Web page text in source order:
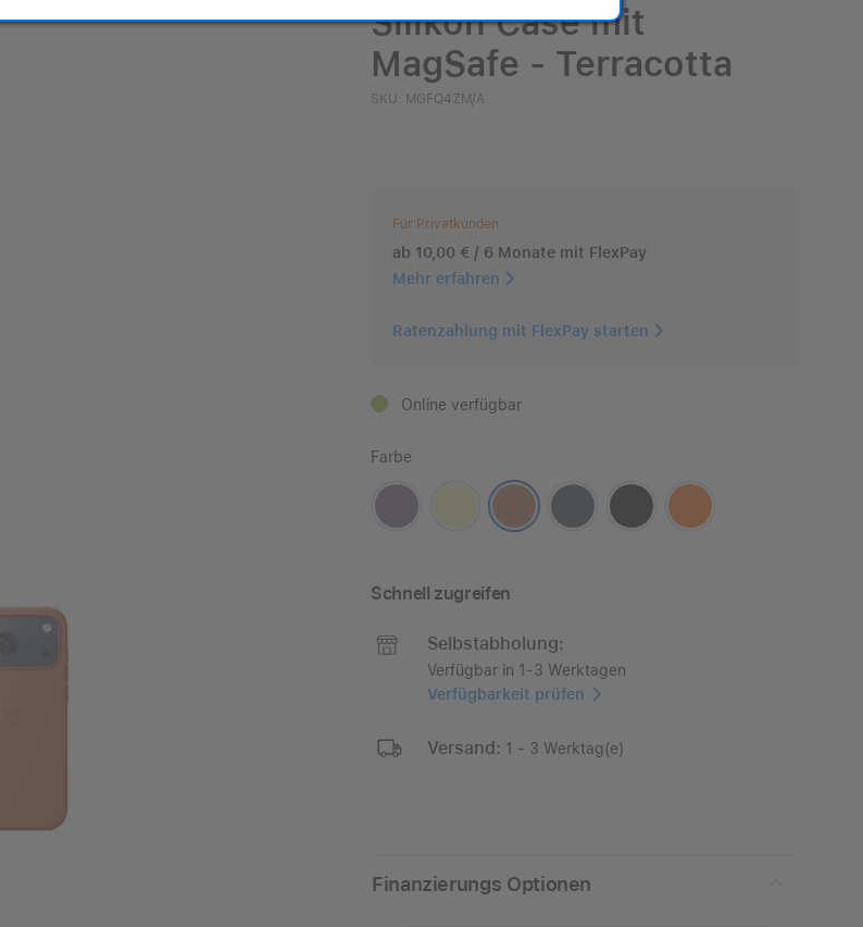
Silikon Case mit
MagSafe - Terracotta
SKU: MGFQ4ZM/A
Für Privatkunden
ab 10,00 € / 6 Monate mit FlexPay
Mehr erfahren
Ratenzahlung mit FlexPay starten
Online verfügbar
Farbe
Schnell zugreifen
Selbstabholung:
Verfügbar in 1-3 Werktagen
Verfügbarkeit prüfen
Versand: 1 - 3 Werktag(e)
Finanzierungs Optionen